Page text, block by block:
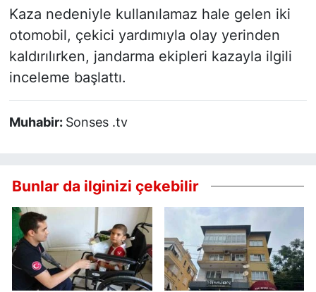
Kaza nedeniyle kullanılamaz hale gelen iki
otomobil, çekici yardımıyla olay yerinden
kaldırılırken, jandarma ekipleri kazayla ilgili
inceleme başlattı.
Muhabir: Sonses .tv
Bunlar da ilginizi çekebilir